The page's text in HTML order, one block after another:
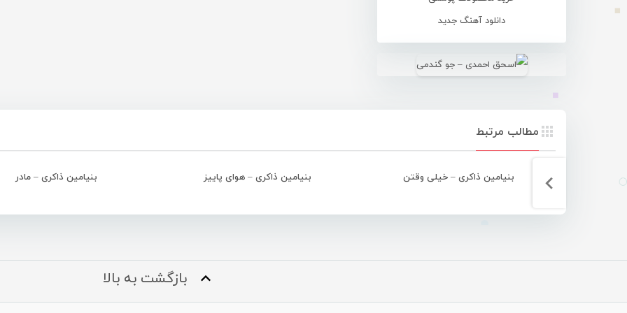
دانلود آهنگ جدید
مطالب مرتبط
بنیامین ذاکری – خیلی وقتن بنیامین ذاکری – هوای پاییز بنیامین ذاکری – مادر
بازگشت به بالا